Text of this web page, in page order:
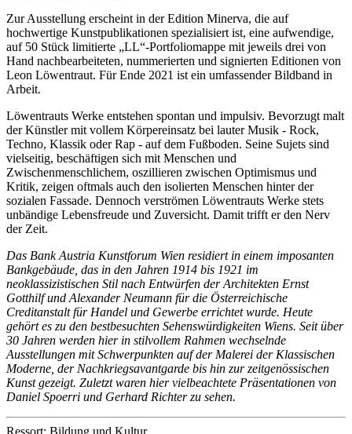
Zur Ausstellung erscheint in der Edition Minerva, die auf
hochwertige Kunstpublikationen spezialisiert ist, eine aufwendige,
auf 50 Stück limitierte „LL“-Portfoliomappe mit jeweils drei von
Hand nachbearbeiteten, nummerierten und signierten Editionen von
Leon Löwentraut. Für Ende 2021 ist ein umfassender Bildband in
Arbeit.
Löwentrauts Werke entstehen spontan und impulsiv. Bevorzugt malt
der Künstler mit vollem Körpereinsatz bei lauter Musik - Rock,
Techno, Klassik oder Rap - auf dem Fußboden. Seine Sujets sind
vielseitig, beschäftigen sich mit Menschen und
Zwischenmenschlichem, oszillieren zwischen Optimismus und
Kritik, zeigen oftmals auch den isolierten Menschen hinter der
sozialen Fassade. Dennoch verströmen Löwentrauts Werke stets
unbändige Lebensfreude und Zuversicht. Damit trifft er den Nerv
der Zeit.
Das Bank Austria Kunstforum Wien residiert in einem imposanten
Bankgebäude, das in den Jahren 1914 bis 1921 im
neoklassizistischen Stil nach Entwürfen der Architekten Ernst
Gotthilf und Alexander Neumann für die Österreichische
Creditanstalt für Handel und Gewerbe errichtet wurde. Heute
gehört es zu den bestbesuchten Sehenswürdigkeiten Wiens. Seit über
30 Jahren werden hier in stilvollem Rahmen wechselnde
Ausstellungen mit Schwerpunkten auf der Malerei der Klassischen
Moderne, der Nachkriegsavantgarde bis hin zur zeitgenössischen
Kunst gezeigt. Zuletzt waren hier vielbeachtete Präsentationen von
Daniel Spoerri und Gerhard Richter zu sehen.